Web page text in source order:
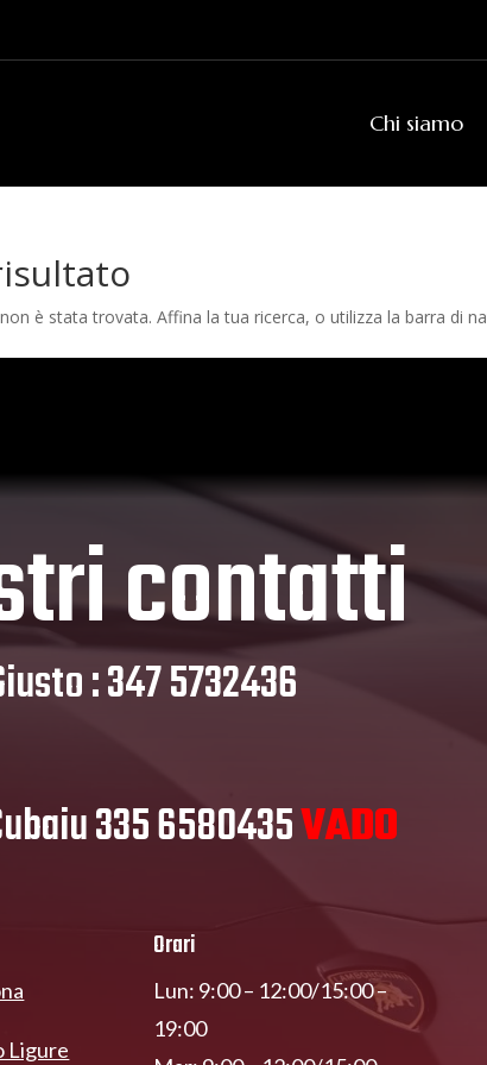
Chi siamo
è stata trovata. Affina la tua ricerca, o utilizza la barra di
contatti
: 347 5732436
335 6580435VADO
Ligure
Orari
Lun: 9:00 – 12:00/15:00 –
19:00